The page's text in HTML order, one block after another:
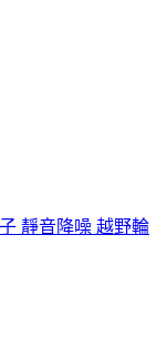
靜音降噪 越野輪